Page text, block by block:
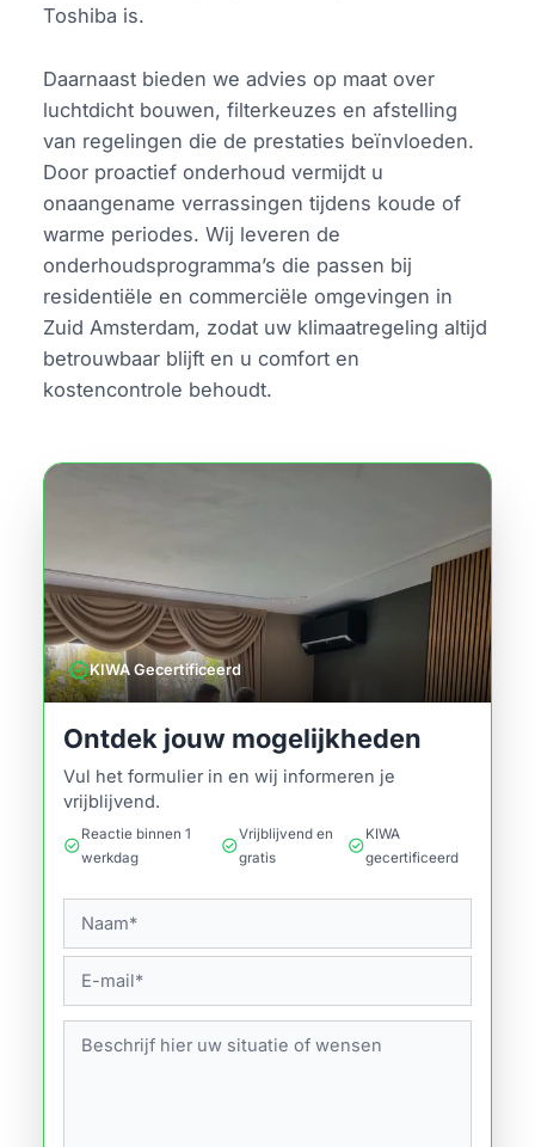
Toshiba is.
Daarnaast bieden we advies op maat over
luchtdicht bouwen, filterkeuzes en afstelling
van regelingen die de prestaties beïnvloeden.
Door proactief onderhoud vermijdt u
onaangename verrassingen tijdens koude of
warme periodes. Wij leveren de
onderhoudsprogramma’s die passen bij
residentiële en commerciële omgevingen in
Zuid Amsterdam, zodat uw klimaatregeling altijd
betrouwbaar blijft en u comfort en
kostencontrole behoudt.
verifiedKIWA Gecertificeerd
Ontdek jouw mogelijkheden
Vul het formulier in en wij informeren je
vrijblijvend.
check_circle
Reactie binnen 1
werkdag
check_circle
Vrijblijvend en
gratis
check_circle
KIWA
gecertificeerd